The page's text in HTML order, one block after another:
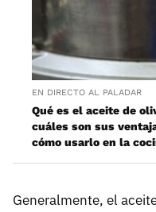
EN DIRECTO AL PALADAR
Qué es el aceite de
cuáles son sus
cómo usarlo en la
Generalmente, el